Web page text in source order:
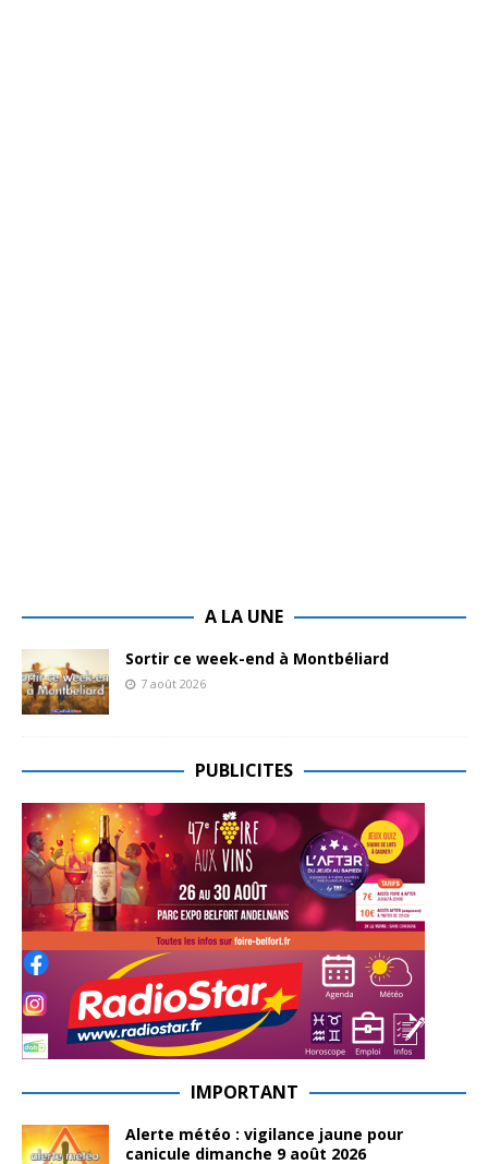
A LA UNE
Sortir ce week-end à Montbéliard
7 août 2026
PUBLICITES
IMPORTANT
Alerte météo : vigilance jaune pour
canicule dimanche 9 août 2026